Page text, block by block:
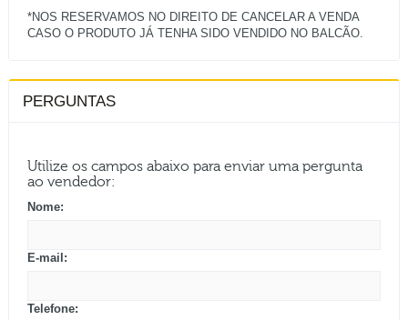
*NOS RESERVAMOS NO DIREITO DE CANCELAR A VENDA
PERGUNTAS
Utilize os campos abaixo para enviar uma pergunta
ao vendedor:
Nome:
E-mail:
Telefone: